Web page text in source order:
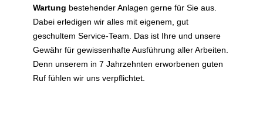
Wartung bestehender Anlagen gerne für Sie aus.
Dabei erledigen wir alles mit eigenem, gut
geschultem Service-Team. Das ist Ihre und unsere
Gewähr für gewissenhafte Ausführung aller Arbeiten.
Denn unserem in 7 Jahrzehnten erworbenen guten
Ruf fühlen wir uns verpflichtet.